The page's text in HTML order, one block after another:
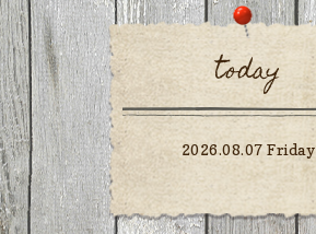
today
2026.08.07 Friday